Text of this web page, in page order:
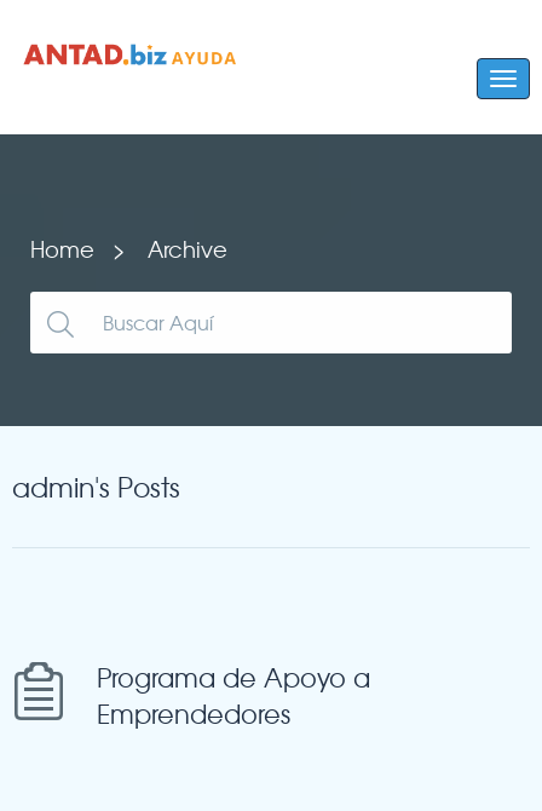
Home Archive
admin's Posts
Programa de Apoyo a
Emprendedores